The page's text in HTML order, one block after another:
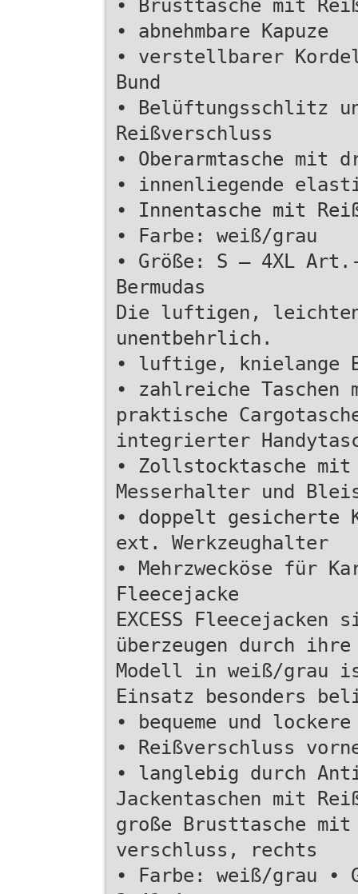
• Brusttasche mit
• abnehmbare Kapuze
• verstellbarer
Bund
• Belüftungsschlitz
Reißverschluss
• Oberarmtasche mit
• innenliegende
• Innentasche mit
• Farbe: weiß/grau
• Größe: S – 4XL
Bermudas
Die luftigen, leichten
unentbehrlich.
• luftige, knielange
• zahlreiche Taschen
praktische
integrierter
• Zollstocktasche
Messerhalter und
• doppelt
ext. Werkzeughalter
• Mehrzwecköse für
Fleecejacke
EXCESS
überzeugen durch
Modell in weiß/grau
Einsatz besonders
• bequeme und lockere
• Reißverschluss
• langlebig durch
Jackentaschen mit
große Brusttasche
verschluss, rechts
• Farbe: weiß/grau •